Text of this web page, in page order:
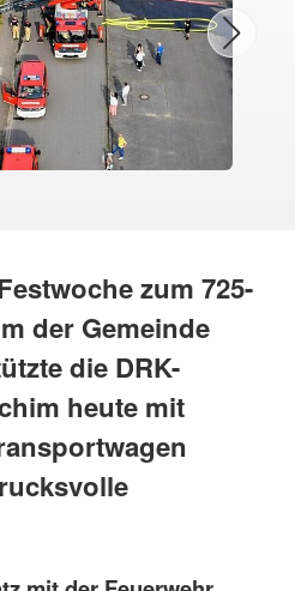
zum 725-
der Gemeinde
die DRK-
heute mit